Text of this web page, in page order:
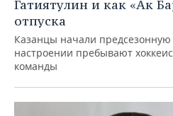
Гатиятулин и как «Ак
отпуска
Казанцы начали предсезонную
настроении пребывают
команды